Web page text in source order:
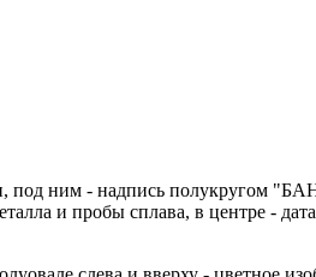
под ним - надпись полукругом
и пробы сплава, в центре -